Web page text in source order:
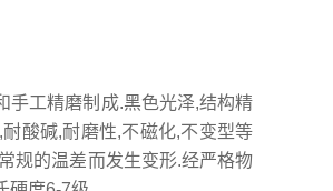
手工精磨制成.黑色光泽,结构精
酸碱,耐磨性,不磁化,不变型等
规的温差而发生变形.经严格物